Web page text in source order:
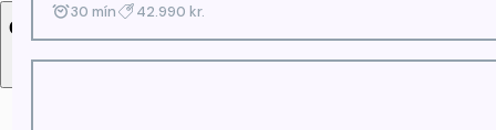
Ör og húðslit
0 kr.
Hver sem er
30 mín 42.990 kr.